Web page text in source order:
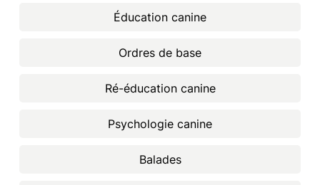
Éducation canine
Ordres de base
Ré-éducation canine
Psychologie canine
Balades